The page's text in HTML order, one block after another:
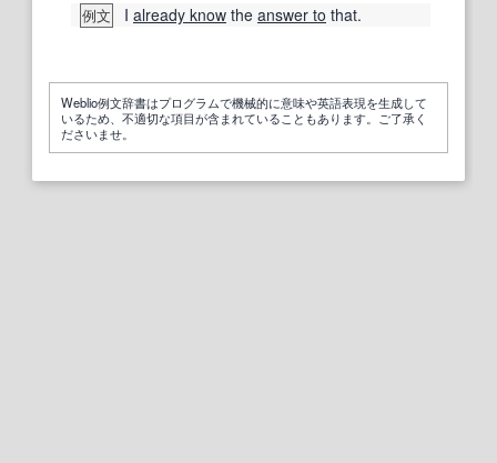
例文 I already know the answer to that.
Weblio例文辞書はプログラムで機械的に意味や英語表現を生成して
いるため、不適切な項目が含まれていることもあります。ご了承く
ださいませ。